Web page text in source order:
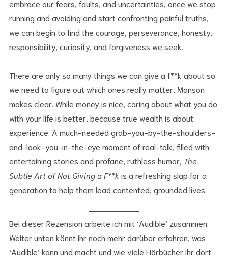
embrace our fears, faults, and uncertainties, once we stop
running and avoiding and start confronting painful truths,
we can begin to find the courage, perseverance, honesty,
responsibility, curiosity, and forgiveness we seek.
There are only so many things we can give a f**k about so
we need to figure out which ones really matter, Manson
makes clear. While money is nice, caring about what you do
with your life is better, because true wealth is about
experience. A much-needed grab-you-by-the-shoulders-
and-look-you-in-the-eye moment of real-talk, filled with
entertaining stories and profane, ruthless humor, The
Subtle Art of Not Giving a F**kis a refreshing slap for a
generation to help them lead contented, grounded lives.
Bei dieser Rezension arbeite ich mit ‘Audible’ zusammen.
Weiter unten könnt ihr noch mehr darüber erfahren, was
‘Audible’ kann und macht und wie viele Hörbücher ihr dort